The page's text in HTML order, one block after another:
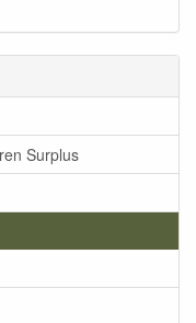
Surplus